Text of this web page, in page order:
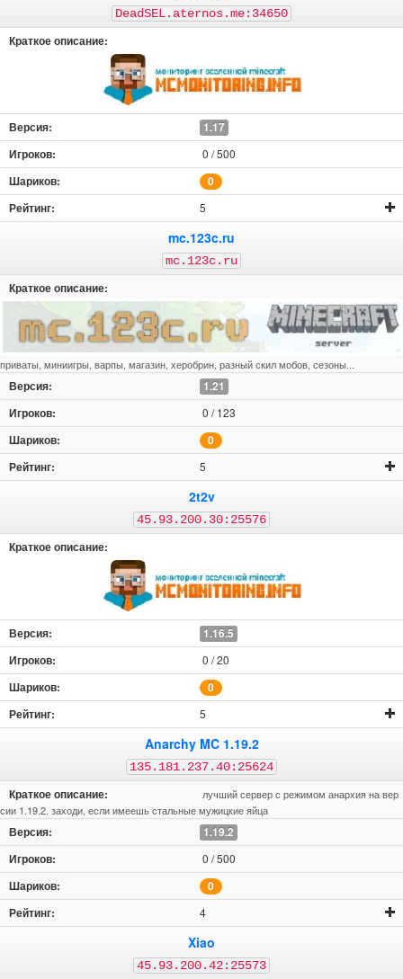
DeadSEL.aternos.me:34650
1.17
0 / 500
0
5
mc.123c.ru
mc.123c.ru
приваты, миниигры, варпы, магазин, херобрин, разный скил мобов, сезоны...
1.21
0 / 123
0
5
2t2v
45.93.200.30:25576
1.16.5
0 / 20
0
5
Anarchy MC 1.19.2
135.181.237.40:25624
лучший сервер с режимом анархия на вер
сии 1.19.2. заходи, если имеешь стальные мужицкие яйца
1.19.2
0 / 500
0
4
Xiao
45.93.200.42:25573